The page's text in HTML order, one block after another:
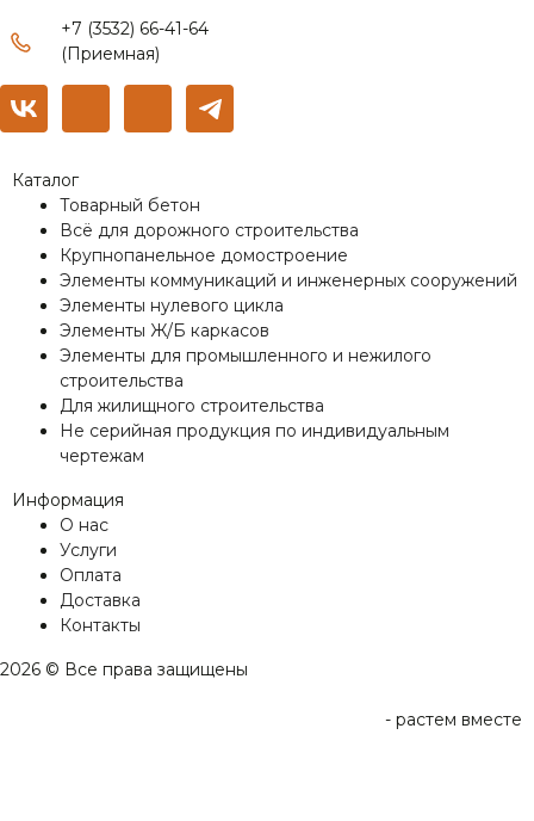
+7 (3532) 66-41-64
(Приемная)
Каталог
Товарный бетон
Всё для дорожного строительства
Крупнопанельное домостроение
Элементы коммуникаций и инженерных сооружений
Элементы нулевого цикла
Элементы Ж/Б каркасов
Элементы для промышленного и нежилого
строительства
Для жилищного строительства
Не серийная продукция по индивидуальным
чертежам
Информация
О нас
Услуги
Оплата
Доставка
Контакты
2026 © Все права защищены
- растем вместе